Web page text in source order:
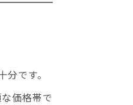
です。
価格帯で